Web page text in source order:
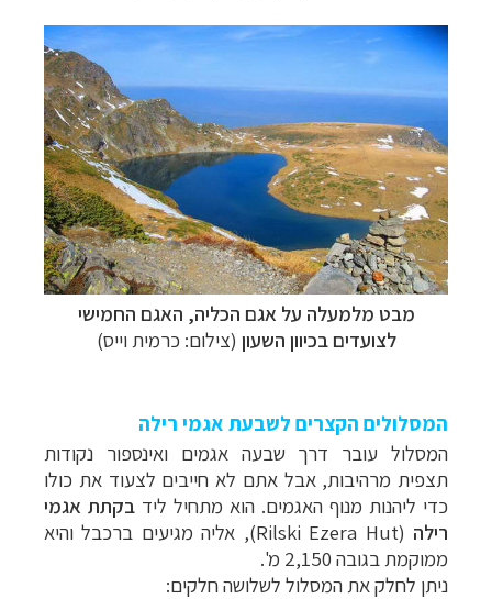
מבט מלמעלה על אגם הכליה, האגם החמישי
לצועדים בכיוון השעון (צילום: כרמית וייס)
המסלולים הקצרים לשבעת אגמי רילה
המסלול עובר דרך שבעה אגמים ואינספור נקודות
תצפית מרהיבות, אבל אתם לא חייבים לצעוד את כולו
כדי ליהנות מנוף האגמים. הוא מתחיל ליד בקתת אגמי
רילה
(Rilski Ezera Hut), אליה מגיעים ברכבל והיא
ממוקמת בגובה 2,150 מ'.
ניתן לחלק את המסלול לשלושה חלקים: